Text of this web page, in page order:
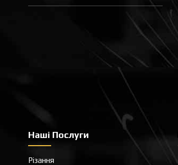
Наші Послуги
Різання